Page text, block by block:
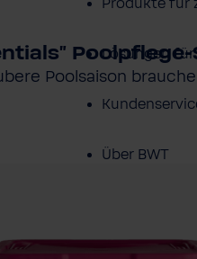
Produkte für
Lösungen
Über BWT
Poolpflege-
Poolsaison